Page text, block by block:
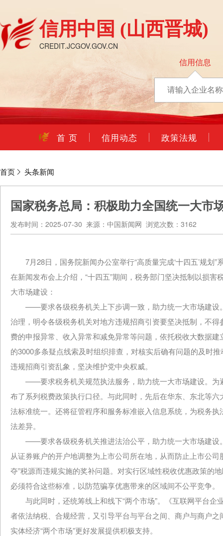
信用中国 (山西晋城)
CREDIT.JCGOV.GOV.CN
信用信息
首 页 信用动态 政策法规
首页 头条新闻
国家税务总局：积极助力全国统一大市
发布时间：2025-07-30 来源：中国新闻网 浏览次数：3162
7月28日，国务院新闻办公室举行“高质量完成‘十四五’规划
在新闻发布会上介绍，“十四五”期间，税务部门坚决抵制以损
大市场建设：
——要求各级税务机关上下步调一致，助力统一大市场建设
治理，明令各级税务机关对地方违规招商引资要坚决抵制，不
费的申报异常、收入异常和减免异常等问题，依托税收大数据
的3000多条疑点线索及时组织排查，对核实后确有问题的及时
违规招商引资乱象，坚决维护党中央权威。
——要求税务机关规范执法服务，助力统一大市场建设。为
布了系列税费政策执行口径。与此同时，先后在华东、东北等
法标准统一。还将征管程序和服务标准嵌入信息系统，为税务执
法差异。
——要求各级税务机关推进法治公平，助力统一大市场建设
从证券账户的开户地调整为上市公司所在地，从而防止上市公
夺”税源而违规实施的奖补问题。对实行区域性税收优惠政策的
必须符合这些标准，以防范骗享优惠带来的区域间不公平竞争。
与此同时，还统筹线上和线下“两个市场”。《互联网平台企
者依法纳税、合规经营，又引导平台与平台之间、商户与商户
实体经济“两个市场”更好发展提供积极支持。